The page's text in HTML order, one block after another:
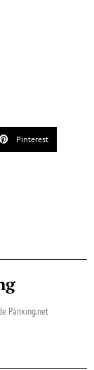
Pinterest
Pànxing.net​